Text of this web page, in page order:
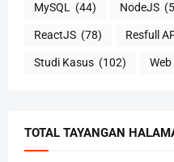
MySQL (44) NodeJS
ReactJS (78) Resfull
Studi Kasus (102) Web
TOTAL TAYANGAN